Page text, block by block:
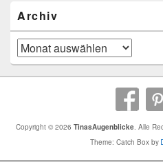
Archiv
Archiv
Copyright © 2026 TinasAugenblicke. Alle
Theme: Catch Box by